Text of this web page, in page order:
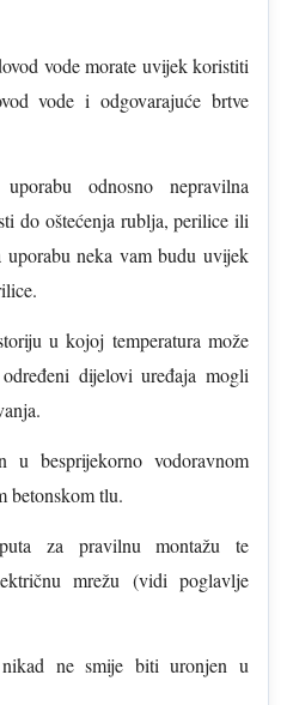
vode morate uvijek koristiti
vode i odgovarajuće brtve
odnosno nepravilna
do oštećenja rublja, perilice ili
neka vam budu uvijek
u kojoj temperatura može
dijelovi uređaja mogli
u besprijekorno vodoravnom
betonskom tlu.
za pravilnu montažu te
mrežu (vidi poglavlje
ne smije biti uronjen u